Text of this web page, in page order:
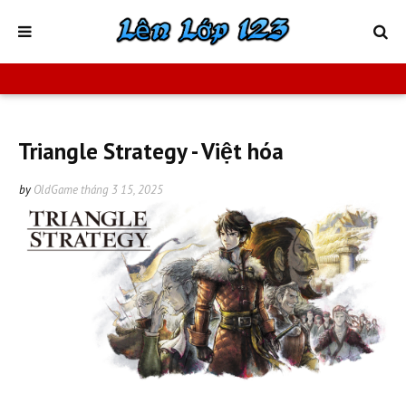
Triangle Strategy - Việt hóa
by OldGame tháng 3 15, 2025